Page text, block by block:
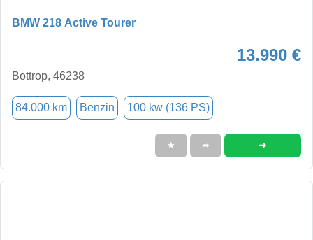
BMW 218 Active Tourer
13.990 €
Bottrop, 46238
84.000 km Benzin 100 kw (136 PS)
★ ➦ ➜